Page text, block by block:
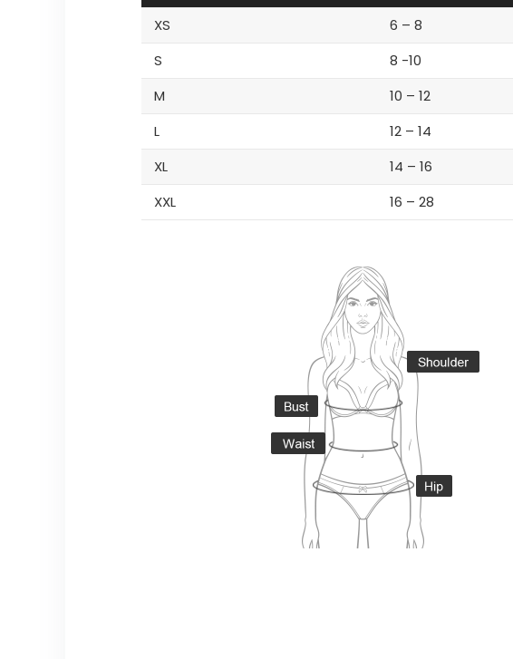
XS
6 – 8
S
8 -10
M
10 – 12
L
12 – 14
XL
14 – 16
XXL
16 – 28